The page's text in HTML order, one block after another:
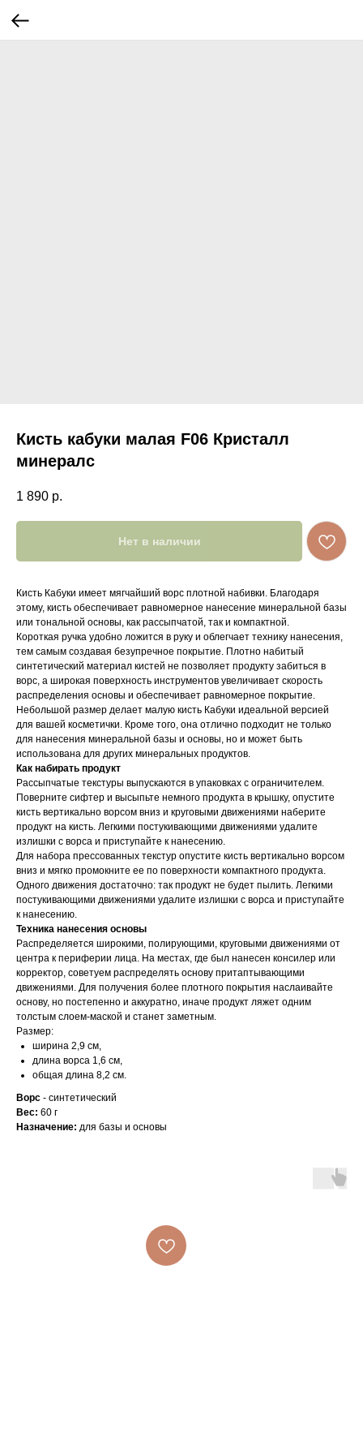
Кисть кабуки малая F06 Кристалл
минералс
1 890 р.
Нет в наличии
Кисть Кабуки имеет мягчайший ворс плотной набивки. Благодаря
этому, кисть обеспечивает равномерное нанесение минеральной базы
или тональной основы, как рассыпчатой, так и компактной.
Короткая ручка удобно ложится в руку и облегчает технику нанесения,
тем самым создавая безупречное покрытие. Плотно набитый
синтетический материал кистей не позволяет продукту забиться в
ворс, а широкая поверхность инструментов увеличивает скорость
распределения основы и обеспечивает равномерное покрытие.
Небольшой размер делает малую кисть Кабуки идеальной версией
для вашей косметички. Кроме того, она отлично подходит не только
для нанесения минеральной базы и основы, но и может быть
использована для других минеральных продуктов.
Как набирать продукт
Рассыпчатые текстуры выпускаются в упаковках с ограничителем.
Поверните сифтер и высыпьте немного продукта в крышку, опустите
кисть вертикально ворсом вниз и круговыми движениями наберите
продукт на кисть. Легкими постукивающими движениями удалите
излишки с ворса и приступайте к нанесению.
Для набора прессованных текстур опустите кисть вертикально ворсом
вниз и мягко промокните ее по поверхности компактного продукта.
Одного движения достаточно: так продукт не будет пылить. Легкими
постукивающими движениями удалите излишки с ворса и приступайте
к нанесению.
Техника нанесения основы
Распределяется широкими, полирующими, круговыми движениями от
центра к периферии лица. На местах, где был нанесен консилер или
корректор, советуем распределять основу притаптывающими
движениями. Для получения более плотного покрытия наслаивайте
основу, но постепенно и аккуратно, иначе продукт ляжет одним
толстым слоем-маской и станет заметным.
Размер:
ширина 2,9 cм,
длина ворса 1,6 cм,
общая длина 8,2 см.
Ворс - синтетический
Вес: 60 г
Назначение: для базы и основы